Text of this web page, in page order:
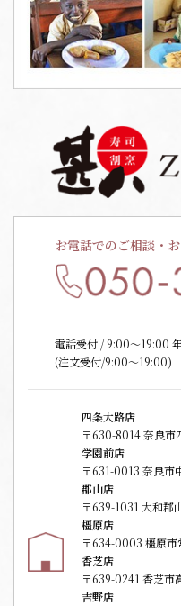
お電話でのご相談・
電話受付 / 9:00〜19:00
(注文受付/9:00～19:00)
四条大路店
〒630-8014 奈良市
学園前店
〒631-0013 奈良市
郡山店
〒639-1031 大和郡
橿原店
〒634-0003 橿原市
香芝店
〒639-0241 香芝市
吉野店